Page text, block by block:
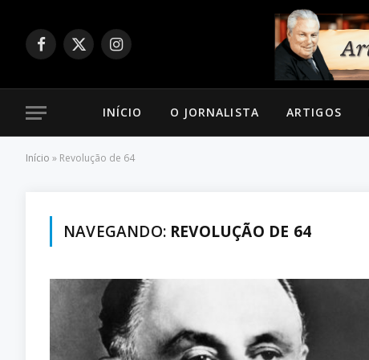
Facebook
X
Instagram
INÍCIO O JORNALISTA ARTIGOS
Início » Revolução de 64
NAVEGANDO: REVOLUÇÃO DE 64